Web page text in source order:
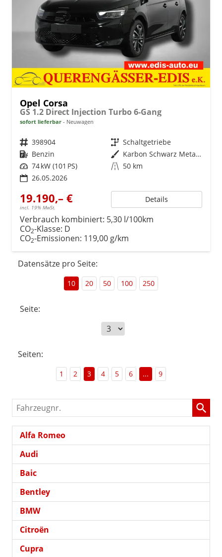
Opel Corsa
GS 1.2 Direct Injection Turbo 6-Gang
sofort lieferbar Neuwagen
Fahrzeugnr. 398904 Getriebe Schaltgetriebe
Kraftstoff Benzin Außenfarbe
Karbon Schwarz Metallic
Leistung 74 kW (101 PS) Kilometerstand 50 km
26.05.2026
19.190,– €
incl. 19% MwSt.
Details
Verbrauch kombiniert: 5,30 l/100km
CO2-Klasse: D
CO2-Emissionen: 119,00 g/km
Datensätze pro Seite:
10 20 50 100 250
Seite:
Seiten:
1 2 3 4 5 6 ... 9
Fahrzeugnr.
Alfa Romeo
Audi
Baic
Bentley
BMW
Citroën
Cupra